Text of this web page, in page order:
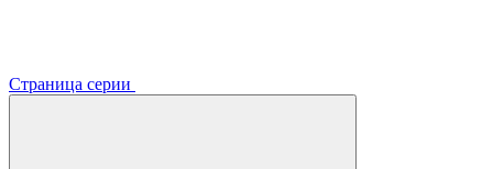
Страница серии